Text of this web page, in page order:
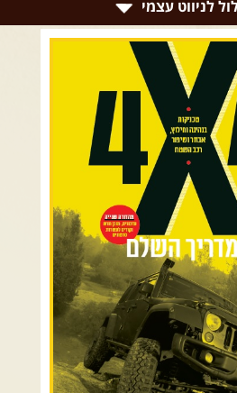
שבילים
לניווט עצמי
שטח קשוח